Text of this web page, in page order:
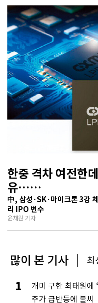
한중 격차 여전한
유…
기술보다 무서운 ‘
中, 삼성·SK·마이크론 3강
리 IPO 변수
윤채원 기자
많이 본 기사 최
1
개미 구한 최태원에
주가 급반등에 불씨